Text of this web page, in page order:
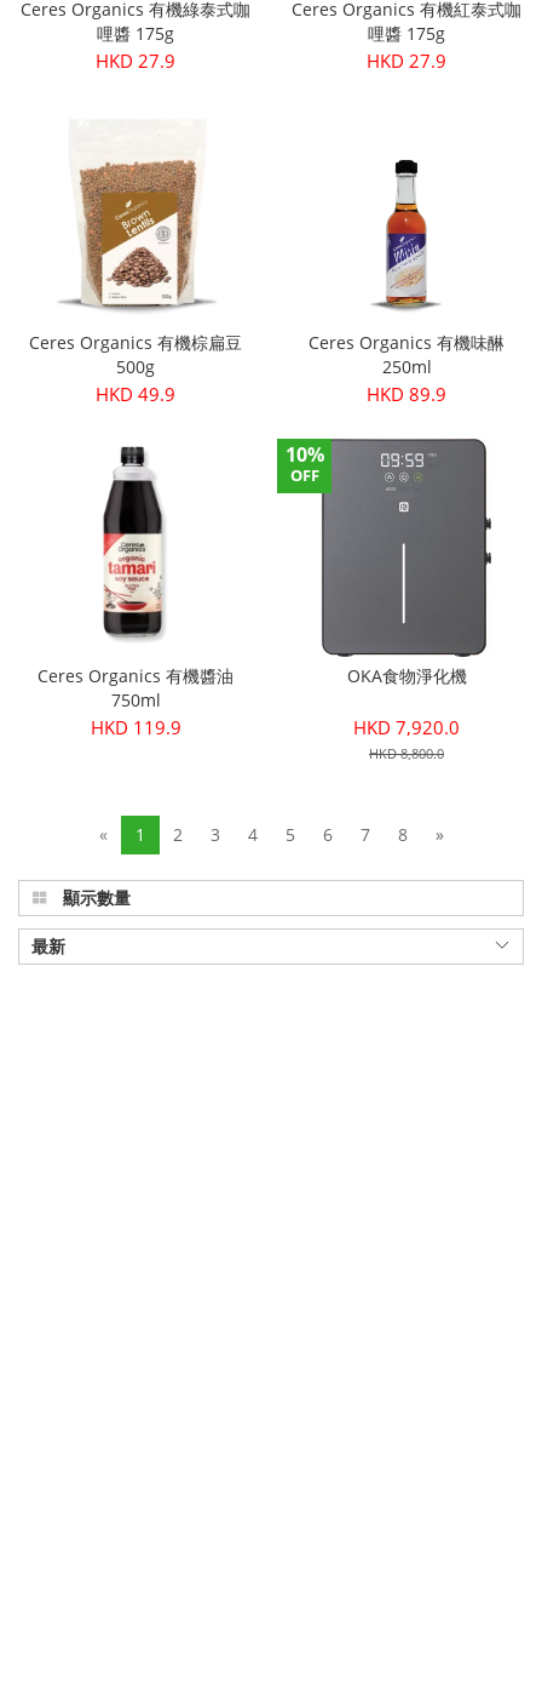
Ceres Organics 有機綠泰式咖
哩醬 175g
HKD 27.9
Ceres Organics 有機紅泰式咖
哩醬 175g
HKD 27.9
Ceres Organics 有機棕扁豆
500g
HKD 49.9
Ceres Organics 有機味醂
250ml
HKD 89.9
Ceres Organics 有機醬油
750ml
HKD 119.9
10%
OFF
OKA食物淨化機
HKD 7,920.0
HKD 8,800.0
« 1 2 3 4 5 6 7 8 »
顯示數量
最新